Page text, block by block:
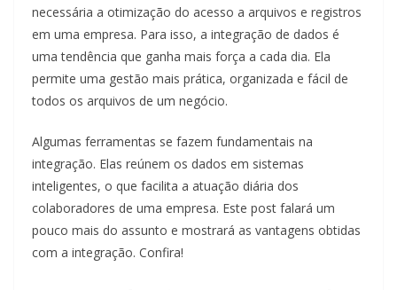
necessária a otimização do acesso a arquivos e registros
em uma empresa. Para isso, a integração de dados é
uma tendência que ganha mais força a cada dia. Ela
permite uma gestão mais prática, organizada e fácil de
todos os arquivos de um negócio.
Algumas ferramentas se fazem fundamentais na
integração. Elas reúnem os dados em sistemas
inteligentes, o que facilita a atuação diária dos
colaboradores de uma empresa. Este post falará um
pouco mais do assunto e mostrará as vantagens obtidas
com a integração. Confira!